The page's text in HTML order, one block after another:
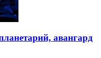
авангард